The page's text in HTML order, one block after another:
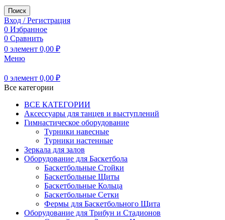
Поиск
Вход / Регистрация
0 Избранное
0 Сравнить
0 элемент 0,00 ₽
Меню
0 элемент 0,00 ₽
Все категории
ВСЕ КАТЕГОРИИ
Аксессуары для танцев и выступлений
Гимнастическое оборудование
Турники навесные
Турники настенные
Зеркала для залов
Оборудование для Баскетбола
Баскетбольные Стойки
Баскетбольные Щиты
Баскетбольные Кольца
Баскетбольные Сетки
Фермы для Баскетбольного Щита
Оборудование для Трибун и Стадионов